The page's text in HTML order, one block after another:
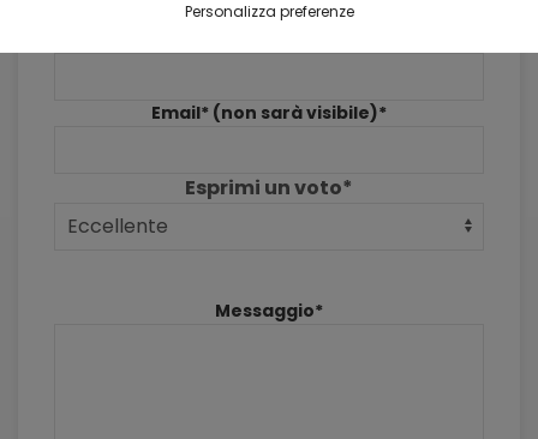
Personalizza preferenze
Email* (non sarà visibile)*
Esprimi un voto*
Messaggio*